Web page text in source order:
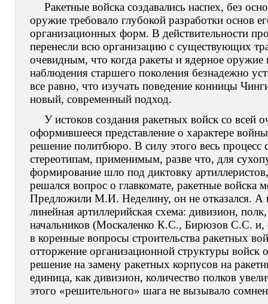
Ракетные войска создавались наспех, без
оружие требовало глубокой разработки основ
организационных форм. В действительности
перенесли всю организацию с существующих
очевидным, что когда ракеты и ядерное оружие
наблюдения старшего поколения безнадежно
все равно, что изучать поведение конницы
новый, современный подход.
У истоков создания ракетных войск со всей
оформившееся представление о характере
решение политбюро. В силу этого весь
стереотипам, применимым, разве что, для
формирование шло под диктовку
решался вопрос о главкомате, ракетные
Предложили М.И. Неделину, он не отказался. А
линейная артиллерийская схема: дивизион,
начальников (Москаленко К.С., Бирюзов С.С.
в коренные вопросы строительства ракетных
отторжение организационной структуры
решение на замену ракетных корпусов на
единица, как дивизион, количество полков
этого «решительного» шага не вызывало